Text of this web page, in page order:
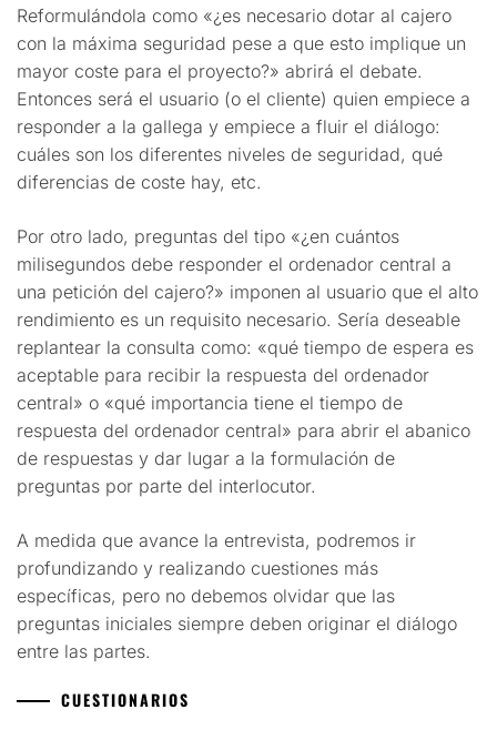
Reformulándola como «¿es necesario dotar al cajero
con la máxima seguridad pese a que esto implique un
mayor coste para el proyecto?» abrirá el debate.
Entonces será el usuario (o el cliente) quien empiece a
responder a la gallega y empiece a fluir el diálogo:
cuáles son los diferentes niveles de seguridad, qué
diferencias de coste hay, etc.
Por otro lado, preguntas del tipo «¿en cuántos
milisegundos debe responder el ordenador central a
una petición del cajero?» imponen al usuario que el alto
rendimiento es un requisito necesario. Sería deseable
replantear la consulta como: «qué tiempo de espera es
aceptable para recibir la respuesta del ordenador
central» o «qué importancia tiene el tiempo de
respuesta del ordenador central» para abrir el abanico
de respuestas y dar lugar a la formulación de
preguntas por parte del interlocutor.
A medida que avance la entrevista, podremos ir
profundizando y realizando cuestiones más
específicas, pero no debemos olvidar que las
preguntas iniciales siempre deben originar el diálogo
entre las partes.
CUESTIONARIOS